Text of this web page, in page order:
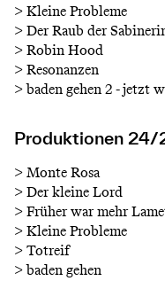
>Kleine Probleme
>Der Raub der
>Robin Hood
>Resonanzen
>baden gehen 2 - jetzt
Produktionen 24/
>Monte Rosa
>Der kleine Lord
>Früher war mehr
>Kleine Probleme
>Totreif
>baden gehen